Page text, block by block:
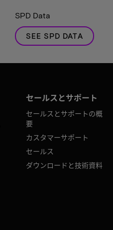
SPD Data
SEE SPD DATA
セールスとサポート
セールスとサポートの概
要
カスタマーサポート
セールス
ダウンロードと技術資料